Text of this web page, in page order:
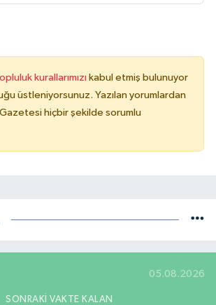
kurallarımızı kabul etmiş bulunuyor
üstleniyorsunuz. Yazılan yorumlardan
hiçbir şekilde sorumlu
05.08.2026
SONRAKI VAKTE KALAN